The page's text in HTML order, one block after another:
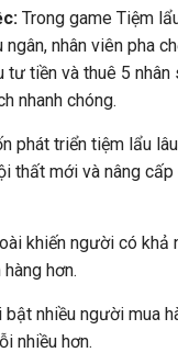
Trong game Tiệm
nhân viên pha
tư tiền và thuê 5
nhanh chóng.
phát triển tiệm lẩu
thất mới và nâng
khiến người có khả
hơn.
nhiều người mua
nhiều hơn.